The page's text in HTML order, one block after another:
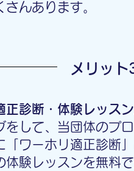
さんあります。
メリット
正診断・体験レッス
をして、当団体のプ
「ワーホリ適正診断
体験レッスンを無料